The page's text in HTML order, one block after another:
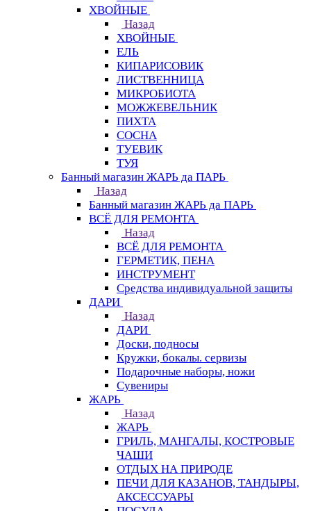
ХВОЙНЫЕ
Назад
ХВОЙНЫЕ
ЕЛЬ
КИПАРИСОВИК
ЛИСТВЕННИЦА
МИКРОБИОТА
МОЖЖЕВЕЛЬНИК
ПИХТА
СОСНА
ТУЕВИК
ТУЯ
Банный магазин ЖАРЬ да ПАРЬ
Назад
Банный магазин ЖАРЬ да ПАРЬ
ВСЁ ДЛЯ РЕМОНТА
Назад
ВСЁ ДЛЯ РЕМОНТА
ГЕРМЕТИК, ПЕНА
ИНСТРУМЕНТ
Средства индивидуальной защиты
ДАРИ
Назад
ДАРИ
Доски, подносы
Кружки, бокалы. сервизы
Подарочные наборы, ножи
Сувениры
ЖАРЬ
Назад
ЖАРЬ
ГРИЛЬ, МАНГАЛЫ, КОСТРОВЫЕ
ЧАШИ
ОТДЫХ НА ПРИРОДЕ
ПЕЧИ ДЛЯ КАЗАНОВ, ТАНДЫРЫ,
АКСЕССУАРЫ